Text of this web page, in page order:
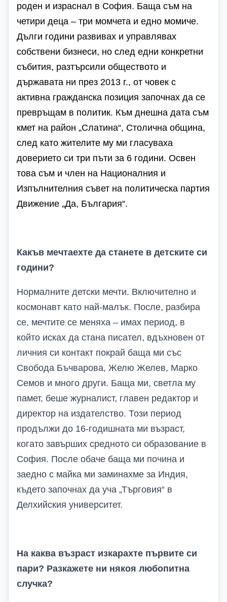
роден и израснал в София. Баща съм на
четири деца – три момчета и едно момиче.
Дълги години развивах и управлявах
собствени бизнеси, но след едни конкретни
събития, разтърсили обществото и
държавата ни през 2013 г., от човек с
активна гражданска позиция започнах да се
превръщам в политик. Към днешна дата съм
кмет на район „Слатина“, Столична община,
след като жителите му ми гласуваха
доверието си три пъти за 6 години. Освен
това съм и член на Националния и
Изпълнителния съвет на политическа партия
Движение „Да, България“.
Какъв мечтаехте да станете в детските си
години?
Нормалните детски мечти. Включително и
космонавт като най-малък. После, разбира
се, мечтите се меняха – имах период, в
който исках да стана писател, вдъхновен от
личния си контакт покрай баща ми със
Свобода Бъчварова, Желю Желев, Марко
Семов и много други. Баща ми, светла му
памет, беше журналист, главен редактор и
директор на издателство. Този период
продължи до 16-годишната ми възраст,
когато завърших средното си образование в
София. После обаче баща ми почина и
заедно с майка ми заминахме за Индия,
където започнах да уча „Търговия“ в
Делхийския университет.
На каква възраст изкарахте първите си
пари? Разкажете ни някоя любопитна
случка?